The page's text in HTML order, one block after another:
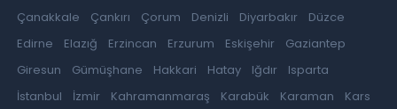
Çanakkale
Çankırı Çorum Denizli Diyarbakır
Düzce
Edirne
Elazığ Erzincan Erzurum Eskişehir
Gaziantep
Giresun
Gümüşhane Hakkari Hatay Iğdır
Isparta
İstanbul
İzmir Kahramanmaraş Karabük Karaman
Kars